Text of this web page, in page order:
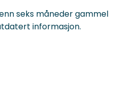
seks måneder gammel
informasjon.